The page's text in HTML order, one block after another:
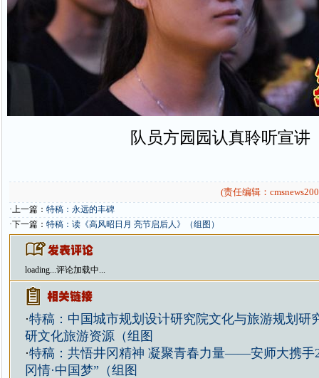
队员方园园认真聆听宣讲
(责任编辑：
·上一篇： 特稿：永远的丰碑
·下一篇： 特稿：读《高风昭日月 亮节启后人》（组图）
loading...评论加载中...
·特稿：中国城市规划设计研究院文化与旅游规划研
研文化旅游资源（组图
·特稿：共悟井冈精神 凝聚青春力量——安师大携手
冈情·中国梦”（组图